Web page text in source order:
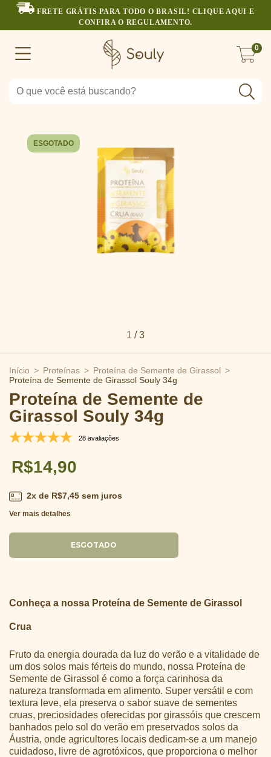
FRETE GRÁTIS PARA TODO O BRASIL! CLIQUE AQUI E
CONFIRA O REGULAMENTO.
0
ESGOTADO
1 /3
Início > Proteínas > Proteína de Semente de Girassol >
Proteína de Semente de Girassol Souly 34g
Proteína de Semente de
Girassol Souly 34g
28 avaliações
R$14,90
2x de R$7,45sem juros
Ver mais detalhes
Conheça a nossa Proteína de Semente de Girassol
Crua
Fruto da energia dourada da luz do verão e a vitalidade de
um dos solos mais férteis do mundo, nossa Proteína de
Semente de Girassol é como a força carinhosa da
natureza transformada em alimento. Super versátil e com
textura leve, ela preserva o sabor suave de sementes
cruas, preciosidades oferecidas por girassóis que crescem
banhados pelo sol do verão em preservados solos da
Áustria, onde agricultores locais dedicam-se a um manejo
cuidadoso, livre de agrotóxicos, que proporciona o melhor